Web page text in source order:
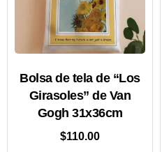
Bolsa de tela de “Los
Girasoles” de Van
Gogh 31x36cm
$110.00